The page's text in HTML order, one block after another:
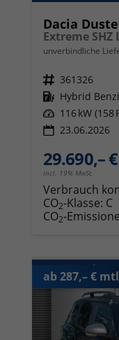
Dacia
Extreme SHZ
unverbindliche
Fahrzeugnr. 361326
Kraftstoff Hybrid
Leistung 116 kW (158
23.06.2026
29.690,– €
incl. 19% MwSt.
Verbrauch
CO2-Klasse: C
CO2-
ab 287,– €